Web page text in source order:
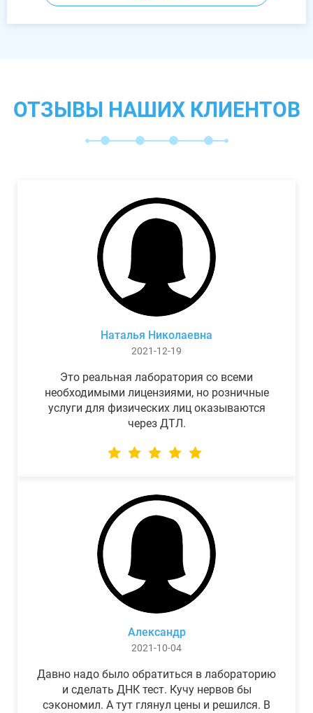
ОТЗЫВЫ НАШИХ КЛИЕНТОВ
Наталья Николаевна
2021-12-19
Это реальная лаборатория со всеми
необходимыми лицензиями, но розничные
услуги для физических лиц оказываются
через ДТЛ.
Александр
2021-10-04
Давно надо было обратиться в лабораторию
и сделать ДНК тест. Кучу нервов бы
сэкономил. А тут глянул цены и решился. В